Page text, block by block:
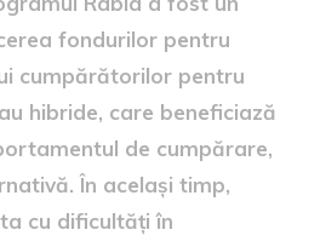
fondurilor pentru
cumpărătorilor pentru
hibride, care beneficiază
de cumpărare,
În același timp,
cu dificultăți în